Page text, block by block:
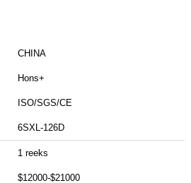
CHINA
Hons+
ISO/SGS/CE
6SXL-126D
1 reeks
$12000-$21000